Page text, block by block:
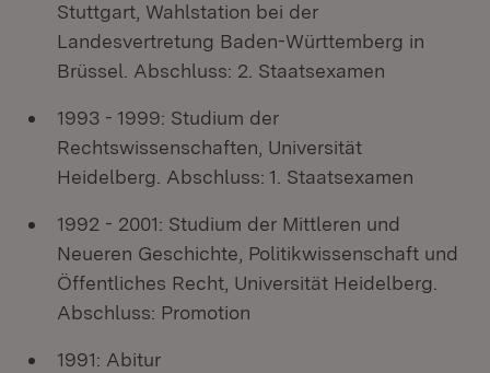
Stuttgart, Wahlstation bei der
Landesvertretung Baden-Württemberg in
Brüssel. Abschluss: 2. Staatsexamen
1993 - 1999: Studium der
Rechtswissenschaften, Universität
Heidelberg. Abschluss: 1. Staatsexamen
1992 - 2001: Studium der Mittleren und
Neueren Geschichte, Politikwissenschaft und
Öffentliches Recht, Universität Heidelberg.
Abschluss: Promotion
1991: Abitur